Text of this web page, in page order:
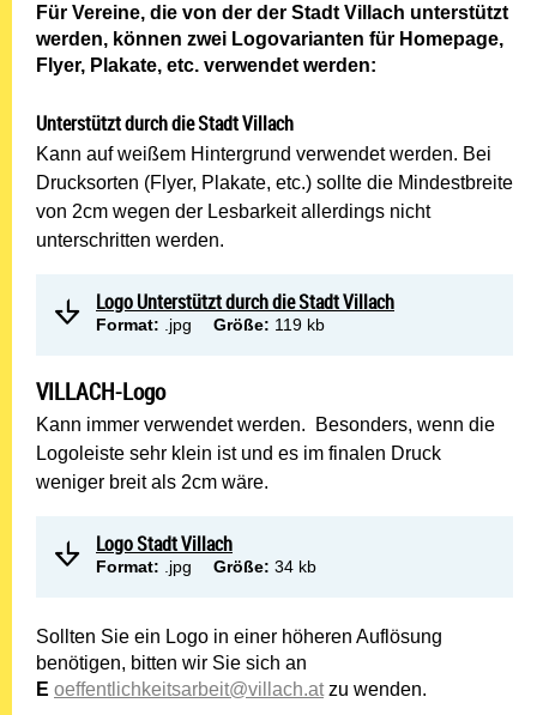
Für Vereine, die von der der Stadt Villach unterstützt
werden, können zwei Logovarianten für Homepage,
Flyer, Plakate, etc. verwendet werden:
Unterstützt durch die Stadt Villach
Kann auf weißem Hintergrund verwendet werden. Bei
Drucksorten (Flyer, Plakate, etc.) sollte die Mindestbreite
von 2cm wegen der Lesbarkeit allerdings nicht
unterschritten werden.
Logo Unterstützt durch die Stadt Villach
Format: .jpg Größe: 119 kb
VILLACH-Logo
Kann immer verwendet werden. Besonders, wenn die
Logoleiste sehr klein ist und es im finalen Druck
weniger breit als 2cm wäre.
Logo Stadt Villach
Format: .jpg Größe: 34 kb
Sollten Sie ein Logo in einer höheren Auflösung
benötigen, bitten wir Sie sich an
E oeffentlichkeitsarbeit@villach.atzu wenden.